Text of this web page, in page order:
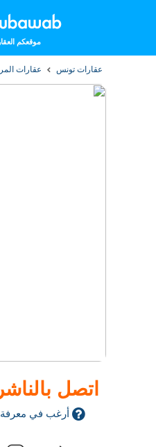
موقعكم
عقارات تونس عقارات
اتصل بالناشر
أرغب في معرفة